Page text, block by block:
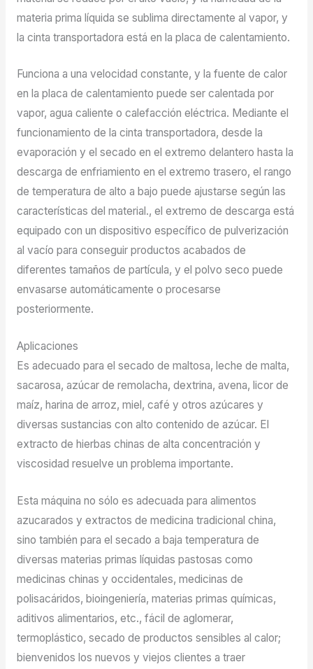
materia prima líquida se sublima directamente al vapor, y
la cinta transportadora está en la placa de calentamiento.
Funciona a una velocidad constante, y la fuente de calor
en la placa de calentamiento puede ser calentada por
vapor, agua caliente o calefacción eléctrica. Mediante el
funcionamiento de la cinta transportadora, desde la
evaporación y el secado en el extremo delantero hasta la
descarga de enfriamiento en el extremo trasero, el rango
de temperatura de alto a bajo puede ajustarse según las
características del material., el extremo de descarga está
equipado con un dispositivo específico de pulverización
al vacío para conseguir productos acabados de
diferentes tamaños de partícula, y el polvo seco puede
envasarse automáticamente o procesarse
posteriormente.
Aplicaciones
Es adecuado para el secado de maltosa, leche de malta,
sacarosa, azúcar de remolacha, dextrina, avena, licor de
maíz, harina de arroz, miel, café y otros azúcares y
diversas sustancias con alto contenido de azúcar. El
extracto de hierbas chinas de alta concentración y
viscosidad resuelve un problema importante.
Esta máquina no sólo es adecuada para alimentos
azucarados y extractos de medicina tradicional china,
sino también para el secado a baja temperatura de
diversas materias primas líquidas pastosas como
medicinas chinas y occidentales, medicinas de
polisacáridos, bioingeniería, materias primas químicas,
aditivos alimentarios, etc., fácil de aglomerar,
termoplástico, secado de productos sensibles al calor;
bienvenidos los nuevos y viejos clientes a traer